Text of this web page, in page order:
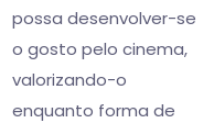
possa desenvolver-se
o gosto pelo cinema,
valorizando-o
enquanto forma de